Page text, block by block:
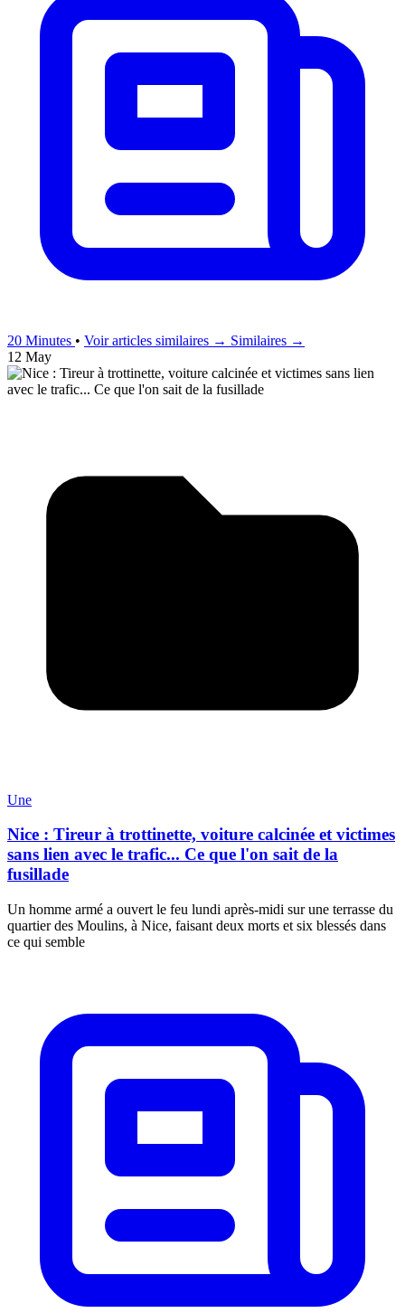
20 Minutes • Voir articles similaires → Similaires →
12 May
Une
Nice : Tireur à trottinette, voiture calcinée et victimes
sans lien avec le trafic... Ce que l'on sait de la
fusillade
Un homme armé a ouvert le feu lundi après-midi sur une terrasse du
quartier des Moulins, à Nice, faisant deux morts et six blessés dans
ce qui semble